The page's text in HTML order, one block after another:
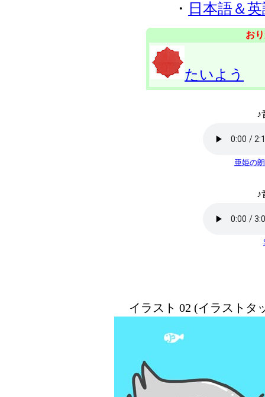
・ 日本語＆
お
たいよう
♪
亜姫の
♪
イラスト 02 (イラストタ